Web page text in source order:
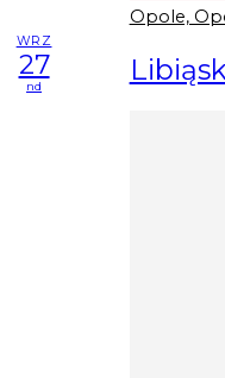
Opole,
WRZ
27
nd